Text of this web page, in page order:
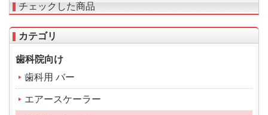
チェックした商品
カテゴリ
歯科院向け
歯科用 バー
エアースケーラー